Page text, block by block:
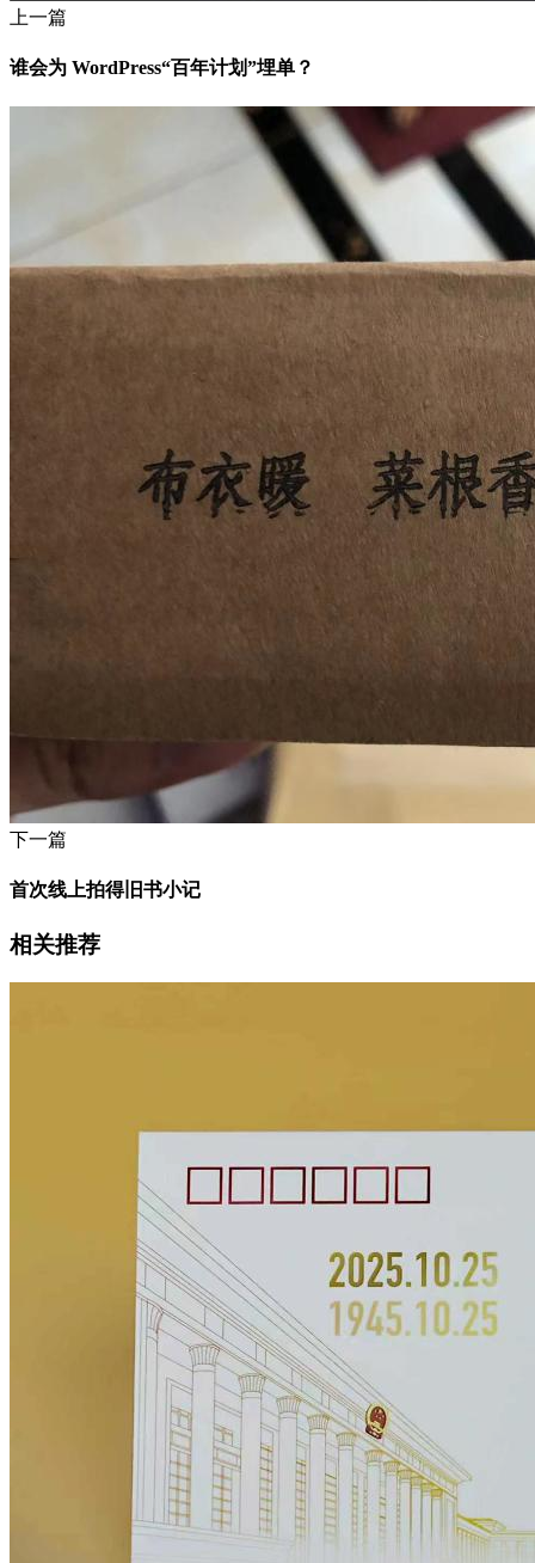
上一篇
谁会为 WordPress“百年计划”埋单？
下一篇
首次线上拍得旧书小记
相关推荐